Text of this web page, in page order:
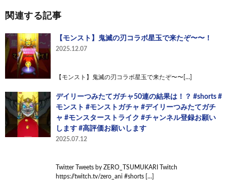
関連する記事
【モンスト】鬼滅の刃コラボ星玉で来たぞ〜〜！
2025.12.07
【モンスト】鬼滅の刃コラボ星玉で来たぞ〜〜[…]
デイリーつみたてガチャ50連の結果は！？ #shorts #
モンスト #モンストガチャ #デイリーつみたてガチ
ャ #モンスターストライク #チャンネル登録お願い
します #高評価お願いします
2025.07.12
Twitter Tweets by ZERO_TSUMUKARI Twitch
https://twitch.tv/zero_ani #shorts […]